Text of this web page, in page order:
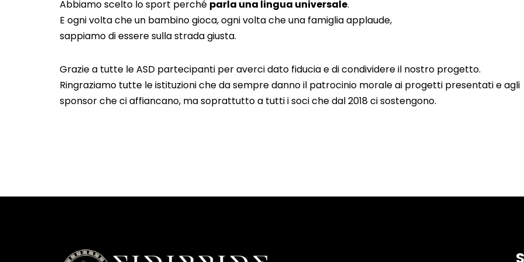
Abbiamo scelto lo sport perché parla una lingua universale.
E ogni volta che un bambino gioca, ogni volta che una famiglia applaude,
sappiamo di essere sulla strada giusta.
Grazie a tutte le ASD partecipanti per averci dato fiducia e di condividere il nostro progetto.
Ringraziamo tutte le istituzioni che da sempre danno il patrocinio morale ai progetti presentati e agli
sponsor che ci affiancano, ma soprattutto a tutti i soci che dal 2018 ci sostengono.